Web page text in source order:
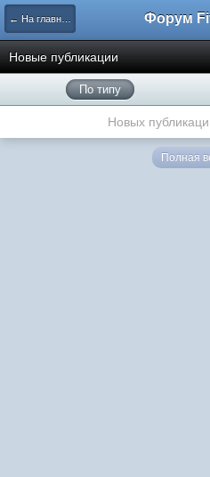
← На главную Форум
Новые публикации
По типу
Новых
Полная